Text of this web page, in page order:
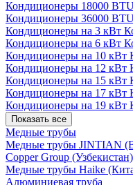
Кондиционеры 18000
Кондиционеры 36000
Кондиционеры на 3 кВт
Кондиционеры на 6 кВт
Кондиционеры на 10 кВт
Кондиционеры на 12 кВт
Кондиционеры на 15 кВт
Кондиционеры на 17 кВт
Кондиционеры на 19 кВт
Показать все
Медные трубы
Медные трубы JINTIAN
Copper Group (Узбекистан)
Медные трубы Haike
Алюминиевая труба